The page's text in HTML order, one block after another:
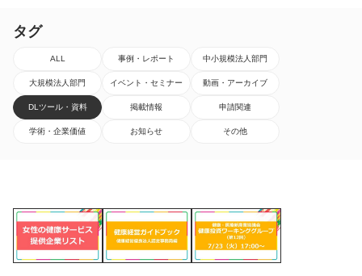
タグ
ALL 事例・レポート 中小規模法人部門
大規模法人部門 イベント・セミナー 動画・アーカイブ
DLツール・資料 掲載情報 申請関連
学術・企業価値 お知らせ その他